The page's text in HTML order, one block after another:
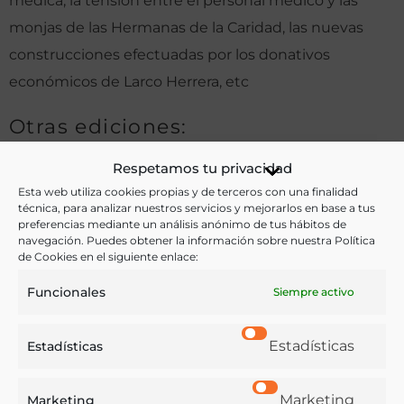
Respetamos tu privacidad
Esta web utiliza cookies propias y de terceros con una finalidad
técnica, para analizar nuestros servicios y mejorarlos en base a tus
preferencias mediante un análisis anónimo de tus hábitos de
navegación. Puedes obtener la información sobre nuestra Política
de Cookies en el siguiente enlace:
Funcionales Siempre activo
Estadísticas Estadísticas
Marketing Marketing
monjas de las Hermanas de la Caridad, las nuevas
construcciones efectuadas por los donativos
económicos de Larco Herrera, etc
Otras ediciones:
Notas:
Ver más libros de estas materias:
Ver más libros con las palabras clave:
Lima,Nutrición